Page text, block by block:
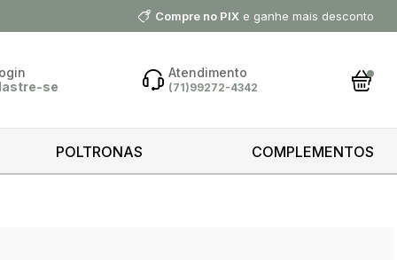
Compre no PIX e ganhe mais desconto
se
Atendimento
(71)99272-4342
POLTRONAS COMPLEMENTOS